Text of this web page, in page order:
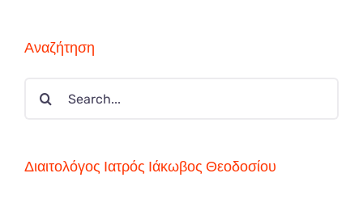
Αναζήτηση
Search
Διαιτολόγος Ιατρός Ιάκωβος Θεοδοσίου